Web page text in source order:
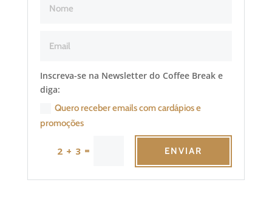
Inscreva-se na Newsletter do Coffee Break e
diga:
Quero receber emails com cardápios e
promoções
2 + 3 = ENVIAR